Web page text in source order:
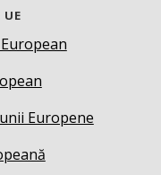
Europene